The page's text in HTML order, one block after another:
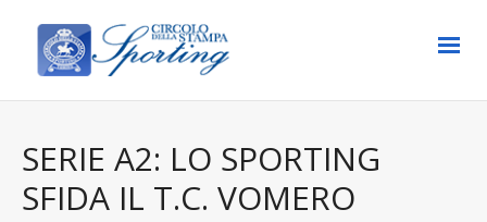
SERIE A2: LO SPORTING
SFIDA IL T.C. VOMERO